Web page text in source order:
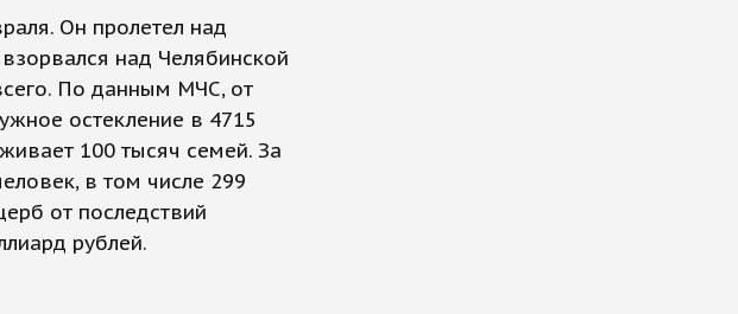
Он пролетел над
над Челябинской
По данным МЧС, от
остекление в 4715
100 тысяч семей. За
в том числе 299
от последствий
рублей.